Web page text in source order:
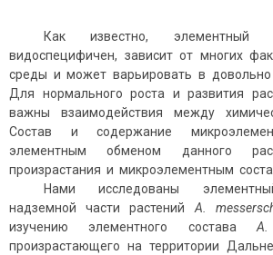
Как известно, элементный
видоспецифичен, зависит от многих
среды и может варьировать в довольно
Для нормального роста и развития
важны взаимодействия между
Состав и содержание
элементным обменом данного
произрастания и микроэлементным
Нами исследованы
надземной части растений A
изучению элементного состава A
произрастающего на территории